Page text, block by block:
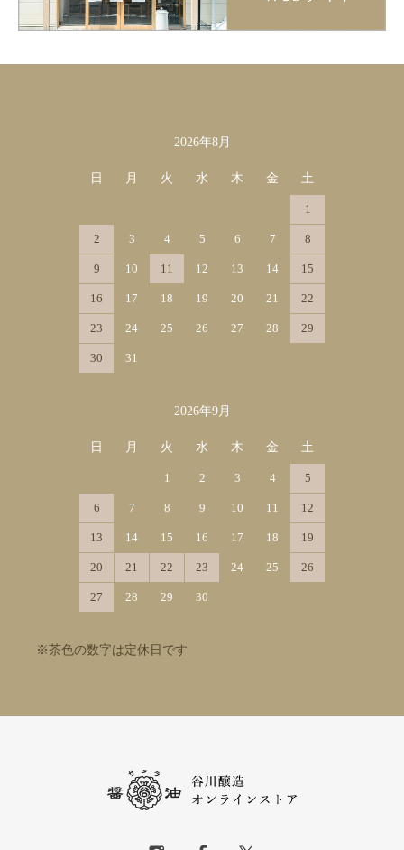
2026年8月
日 月 火 水 木 金 土
1
2 3 4 5 6 7 8
9 10 11 12 13 14 15
16 17 18 19 20 21 22
23 24 25 26 27 28 29
30 31
2026年9月
日 月 火 水 木 金 土
1 2 3 4 5
6 7 8 9 10 11 12
13 14 15 16 17 18 19
20 21 22 23 24 25 26
27 28 29 30
※茶色の数字は定休日です